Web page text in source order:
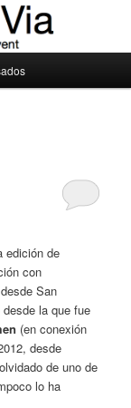
edición de
con
San
la que fue
(en conexión
desde
de uno de
lo ha